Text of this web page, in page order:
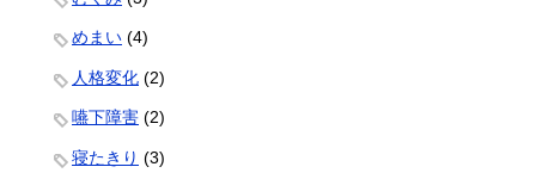
めまい (4)
人格変化 (2)
嚥下障害 (2)
寝たきり (3)